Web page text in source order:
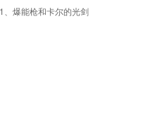
、爆能枪和卡尔的光剑